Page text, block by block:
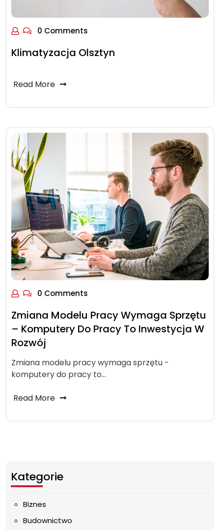
0 Comments
Klimatyzacja Olsztyn
Read More
0 Comments
Zmiana Modelu Pracy Wymaga Sprzętu
– Komputery Do Pracy To Inwestycja W
Rozwój
Zmiana modelu pracy wymaga sprzętu -
komputery do pracy to…
Read More
Kategorie
Biznes
Budownictwo